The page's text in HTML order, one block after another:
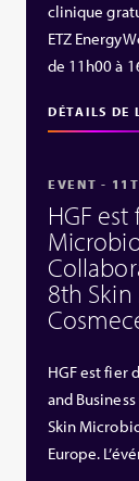
clinique
ETZ
de 11h00 à
DÉTAILS DE
EVENT -
HGF
8th
HGF est fier
and
Skin
Europe.